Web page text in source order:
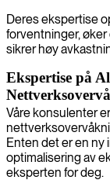
Deres ekspertise
forventninger,
sikrer høy
Ekspertise på
Våre konsulenter
Enten det er en ny
optimalisering av
eksperten for deg.